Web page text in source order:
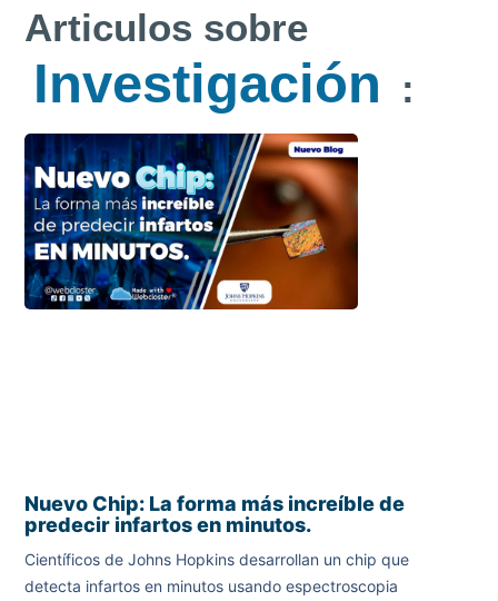
Articulos sobre
Investigación :
Nuevo Chip: La forma más increíble de
predecir infartos en minutos.
Científicos de Johns Hopkins desarrollan un chip que
detecta infartos en minutos usando espectroscopia